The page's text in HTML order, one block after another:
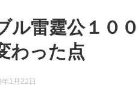
ル雷霆公１０
わった点
1月22日